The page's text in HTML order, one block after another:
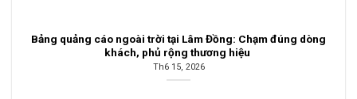
Bảng quảng cáo ngoài trời tại Lâm Đồng: Chạm đúng dòng
khách, phủ rộng thương hiệu
Th6 15, 2026